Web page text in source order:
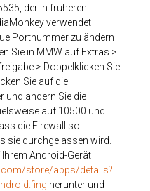
der in früheren
verwendet
Portnummer zu ändern
Sie in MMW auf Extras >
> Doppelklicken Sie
Sie auf die
und ändern Sie die
auf 10500 und
die Firewall so
sie durchgelassen wird.
Ihrem Android-Gerät
store/apps/details?
herunter und